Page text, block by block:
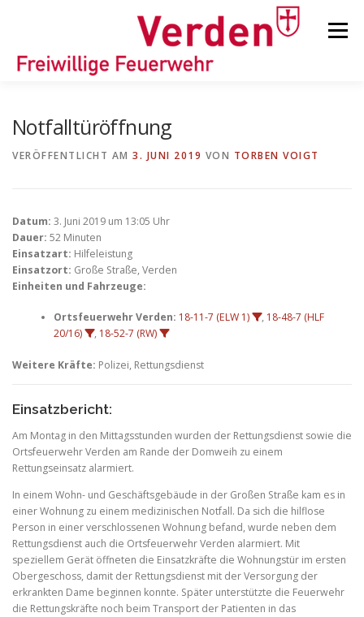
Menü
KINDER-/JUGENDFEUERWEHR
Notfalltüröffnung
VERÖFFENTLICHT AM 3. JUNI 2019 VON TORBEN VOIGT
Datum: 3. Juni 2019 um 13:05 Uhr
Dauer: 52 Minuten
Einsatzart: Hilfeleistung
Einsatzort: Große Straße, Verden
Einheiten und Fahrzeuge:
Ortsfeuerwehr Verden: 18-11-7 (ELW 1) , 18-48-7 (HLF
20/16)
, 18-52-7 (RW)
Weitere Kräfte: Polizei, Rettungsdienst
Einsatzbericht:
Am Montag in den Mittagsstunden wurden der Rettungsdienst sowie die
Ortsfeuerwehr Verden am Rande der Domweih zu einem
Rettungseinsatz alarmiert.
In einem Wohn- und Geschäftsgebäude in der Großen Straße kam es in
einer Wohnung zu einem medizinischen Notfall. Da sich die hilflose
Person in einer verschlossenen Wohnung befand, wurde neben dem
Rettungsdienst auch die Ortsfeuerwehr Verden alarmiert. Mit
speziellem Gerät öffneten die Einsatzkräfte die Wohnungstür im ersten
Obergeschoss, damit der Rettungsdienst mit der Versorgung der
erkrankten Dame beginnen konnte. Später unterstützte die Feuerwehr
die Rettungskräfte noch beim Transport der Patienten in das